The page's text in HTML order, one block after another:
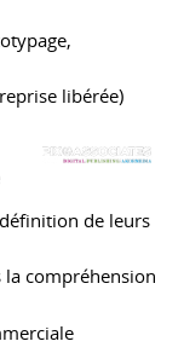
libérée)
de leurs
la compréhension